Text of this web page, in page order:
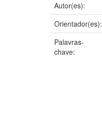
Autor(es):
Orientador(es):
Palavras-
chave: